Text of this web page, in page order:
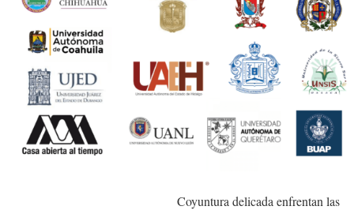
Coyuntura delicada enfrentan las